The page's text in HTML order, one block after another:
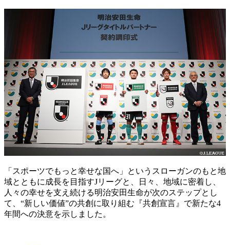
「スポーツでもっと幸せな国へ」というスローガンのもと地
域とともに成長を目指すJリーグと、日々、地域に密着し、
人々の幸せを支え続ける明治安田生命が次のステップとし
て、“新しい価値”の共創に取り組む『共創宣言』で新たな4
年間への決意を示しました。